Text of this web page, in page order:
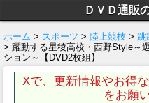
ＤＶＤ通販
ホーム > スポーツ > 陸上競技 > 跳
> 躍動する星稜高校・西野Style～
ション～【DVD2枚組】
Xで、更新情報やお得
をお願